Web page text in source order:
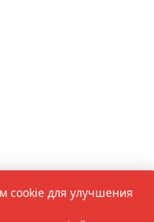
cookie для улучшения